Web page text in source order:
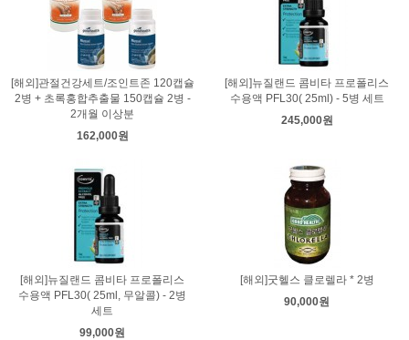
[해외]관절건강세트/조인트존 120캡슐
2병 + 초록홍합추출물 150캡슐 2병 -
2개월 이상분
162,000원
[해외]뉴질랜드 콤비타 프로폴리스
수용액 PFL30( 25ml) - 5병 세트
245,000원
[해외]뉴질랜드 콤비타 프로폴리스
수용액 PFL30( 25ml, 무알콜) - 2병
세트
99,000원
[해외]굿헬스 클로렐라 * 2병
90,000원